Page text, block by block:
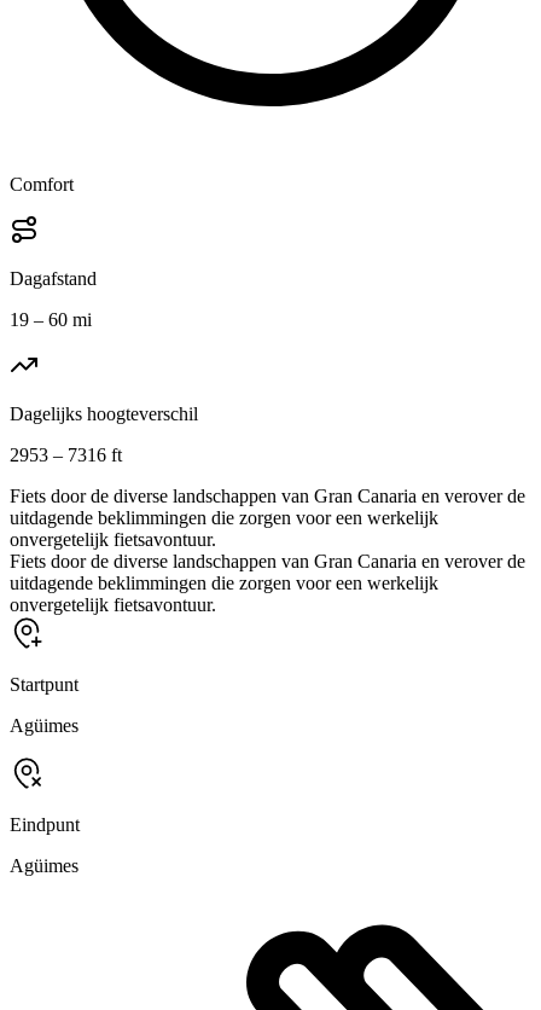
Comfort
Dagafstand
19 – 60 mi
Dagelijks hoogteverschil
2953 – 7316 ft
Fiets door de diverse landschappen van Gran Canaria en verover de
uitdagende beklimmingen die zorgen voor een werkelijk
onvergetelijk fietsavontuur.
Fiets door de diverse landschappen van Gran Canaria en verover de
uitdagende beklimmingen die zorgen voor een werkelijk
onvergetelijk fietsavontuur.
Startpunt
Agüimes
Eindpunt
Agüimes